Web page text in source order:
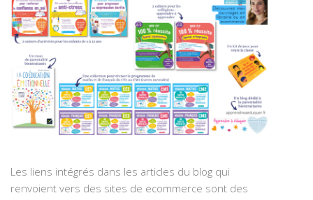
Les liens intégrés dans les articles du blog qui
renvoient vers des sites de ecommerce sont des